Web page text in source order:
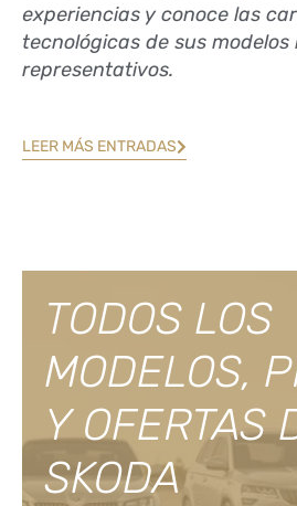
experiencias y conoce las
tecnológicas de sus modelos
representativos.
LEER MÁS ENTRADAS
TODOS LOS
MODELOS,
Y OFERTAS
SKODA